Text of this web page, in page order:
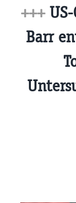
+++US-
Barr